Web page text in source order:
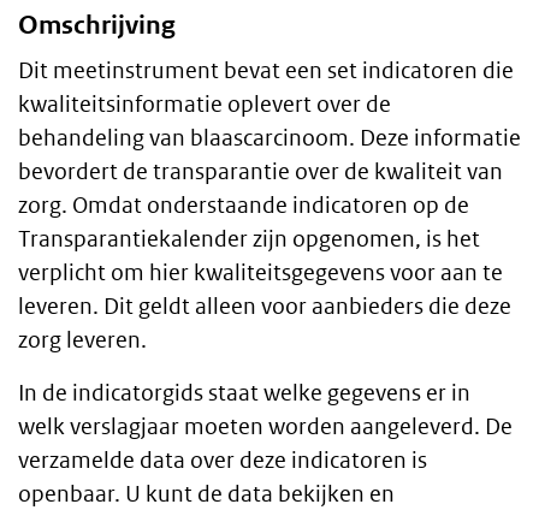
Algemeen
Omschrijving
Dit meetinstrument bevat een set indicatoren die
kwaliteitsinformatie oplevert over de
behandeling van blaascarcinoom. Deze informatie
bevordert de transparantie over de kwaliteit van
zorg. Omdat onderstaande indicatoren op de
Transparantiekalender zijn opgenomen, is het
verplicht om hier kwaliteitsgegevens voor aan te
leveren. Dit geldt alleen voor aanbieders die deze
zorg leveren.
In de indicatorgids staat welke gegevens er in
welk verslagjaar moeten worden aangeleverd. De
verzamelde data over deze indicatoren is
openbaar. U kunt de data bekijken en